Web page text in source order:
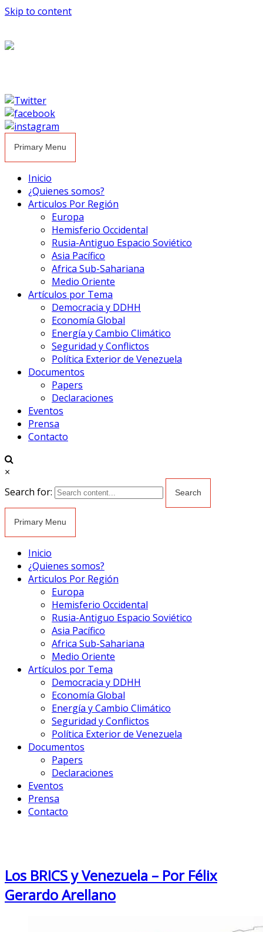
Skip to content
Primary Menu
Inicio
¿Quienes somos?
Articulos Por Región
Europa
Hemisferio Occidental
Rusia-Antiguo Espacio Soviético
Asia Pacífico
Africa Sub-Sahariana
Medio Oriente
Artículos por Tema
Democracia y DDHH
Economía Global
Energía y Cambio Climático
Seguridad y Conflictos
Política Exterior de Venezuela
Documentos
Papers
Declaraciones
Eventos
Prensa
Contacto
×
Search for:
Primary Menu
Inicio
¿Quienes somos?
Articulos Por Región
Europa
Hemisferio Occidental
Rusia-Antiguo Espacio Soviético
Asia Pacífico
Africa Sub-Sahariana
Medio Oriente
Artículos por Tema
Democracia y DDHH
Economía Global
Energía y Cambio Climático
Seguridad y Conflictos
Política Exterior de Venezuela
Documentos
Papers
Declaraciones
Eventos
Prensa
Contacto
Los BRICS y Venezuela – Por Félix
Gerardo Arellano